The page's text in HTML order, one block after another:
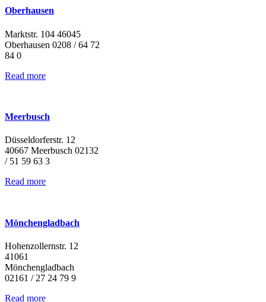
Oberhausen
Marktstr. 104 46045
Oberhausen 0208 / 64 72
84 0
Read more
Meerbusch
Düsseldorferstr. 12
40667 Meerbusch 02132
/ 51 59 63 3
Read more
Mönchengladbach
Hohenzollernstr. 12
41061
Mönchengladbach
02161 / 27 24 79 9
Read more